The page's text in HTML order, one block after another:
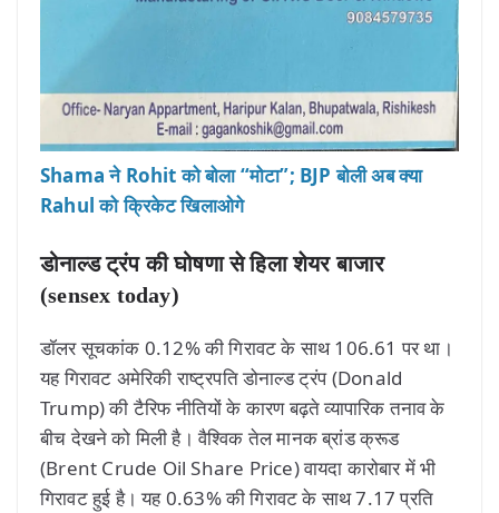
Shama ने Rohit को बोला “मोटा”; BJP बोली अब क्या
Rahul को क्रिकेट खिलाओगे
डोनाल्ड ट्रंप की घोषणा से हिला शेयर बाजार
(sensex today)
डॉलर सूचकांक 0.12% की गिरावट के साथ 106.61 पर था।
यह गिरावट अमेरिकी राष्ट्रपति डोनाल्ड ट्रंप (Donald
Trump) की टैरिफ नीतियों के कारण बढ़ते व्यापारिक तनाव के
बीच देखने को मिली है। वैश्विक तेल मानक ब्रांड क्रूड
(Brent Crude Oil Share Price) वायदा कारोबार में भी
गिरावट हुई है। यह 0.63% की गिरावट के साथ 7.17 प्रति